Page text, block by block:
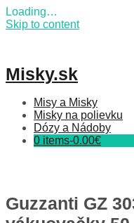
Loading…
Skip to content
Misky.sk
Misy a Misky
Misky na polievku
Dózy a Nádoby
0 items-0.00€
Guzzanti GZ